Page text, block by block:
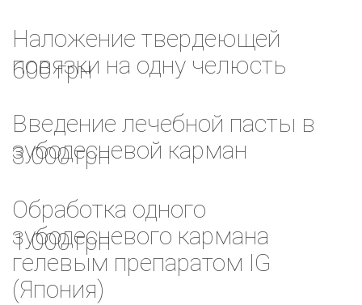
600 грн
Наложение твердеющей
повязки на одну челюсть
3 000 грн
Введение лечебной пасты в
зубодесневой карман
1 000 грн
Обработка одного
зубодесневого кармана
гелевым препаратом IG
(Япония)